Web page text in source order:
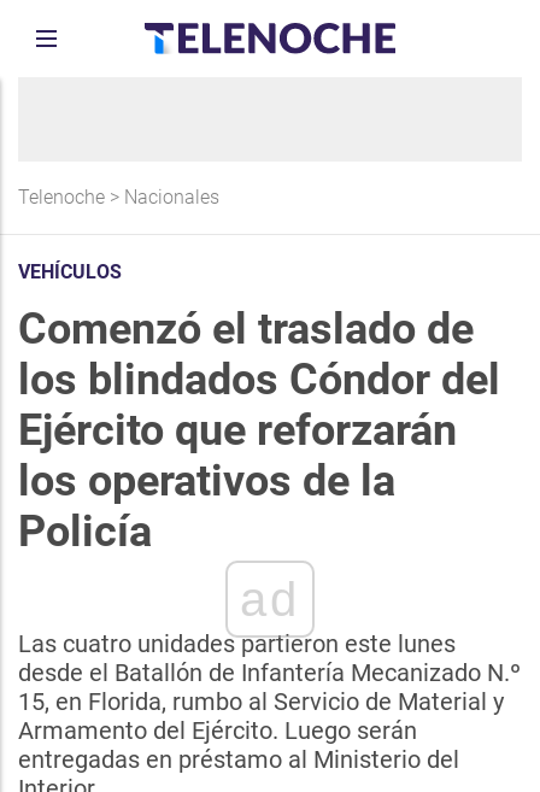
Telenoche > Nacionales
VEHÍCULOS
Comenzó el traslado de
los blindados Cóndor del
Ejército que reforzarán
los operativos de la
Policía
ad
Las cuatro unidades partieron este lunes
desde el Batallón de Infantería Mecanizado N.º
15, en Florida, rumbo al Servicio de Material y
Armamento del Ejército. Luego serán
entregadas en préstamo al Ministerio del